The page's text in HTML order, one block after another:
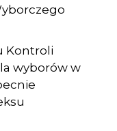
Kontroli
wyborów w